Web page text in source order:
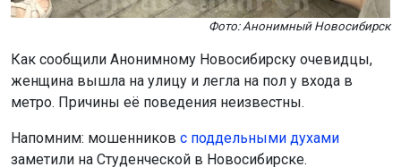
Фото: Анонимный Новосибирск
Как сообщили Анонимному Новосибирску очевидцы,
женщина вышла на улицу и легла на пол у входа в
метро. Причины её поведения неизвестны.
Напомним: мошенников с поддельными духами
заметили на Студенческой в Новосибирске.